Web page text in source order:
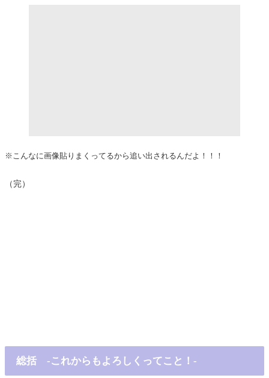
※こんなに画像貼りまくってるから追い出されるんだよ！！！
（完）
総括 -これからもよろしくってこと！-